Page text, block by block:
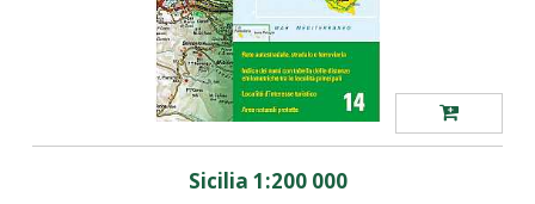
Sicilia 1:200 000